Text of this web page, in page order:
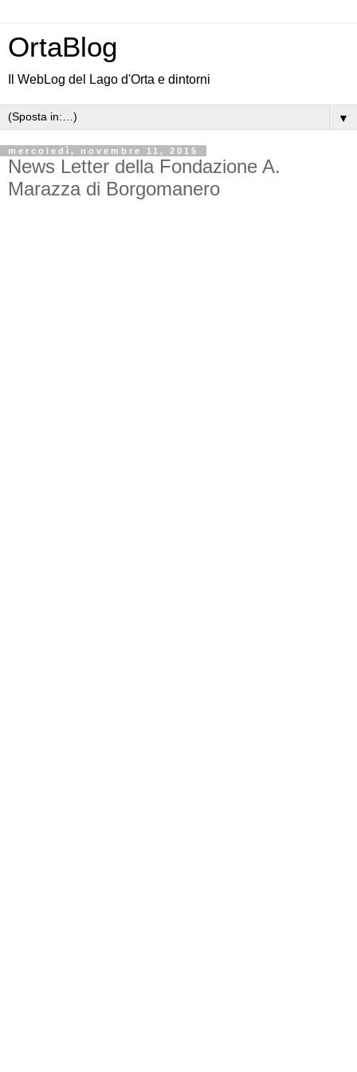
OrtaBlog
Il WebLog del Lago d'Orta e dintorni
▼
mercoledì, novembre 11, 2015
News Letter della Fondazione A.
Marazza di Borgomanero